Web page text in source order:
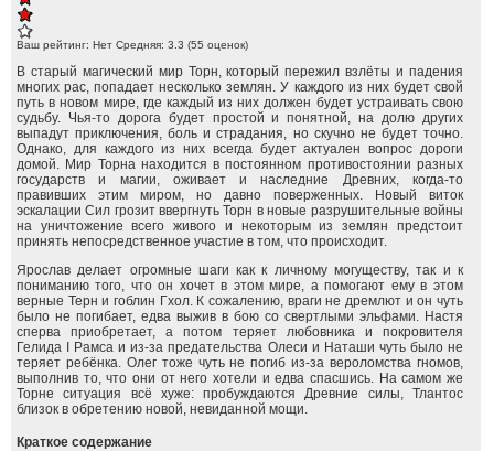
Ваш рейтинг: Нет Средняя: 3.3 (55 оценок)
В старый магический мир Торн, который пережил взлёты и падения
многих рас, попадает несколько землян. У каждого из них будет свой
путь в новом мире, где каждый из них должен будет устраивать свою
судьбу. Чья-то дорога будет простой и понятной, на долю других
выпадут приключения, боль и страдания, но скучно не будет точно.
Однако, для каждого из них всегда будет актуален вопрос дороги
домой. Мир Торна находится в постоянном противостоянии разных
государств и магии, оживает и наследние Древних, когда-то
правивших этим миром, но давно поверженных. Новый виток
эскалации Сил грозит ввергнуть Торн в новые разрушительные войны
на уничтожение всего живого и некоторым из землян предстоит
принять непосредственное участие в том, что происходит.
Ярослав делает огромные шаги как к личному могуществу, так и к
пониманию того, что он хочет в этом мире, а помогают ему в этом
верные Терн и гоблин Гхол. К сожалению, враги не дремлют и он чуть
было не погибает, едва выжив в бою со свертлыми эльфами. Настя
сперва приобретает, а потом теряет любовника и покровителя
Гелида I Рамса и из-за предательства Олеси и Наташи чуть было не
теряет ребёнка. Олег тоже чуть не погиб из-за вероломства гномов,
выполнив то, что они от него хотели и едва спасшись. На самом же
Торне ситуация всё хуже: пробуждаются Древние силы, Тлантос
близок в обретению новой, невиданной мощи.
Краткое содержание